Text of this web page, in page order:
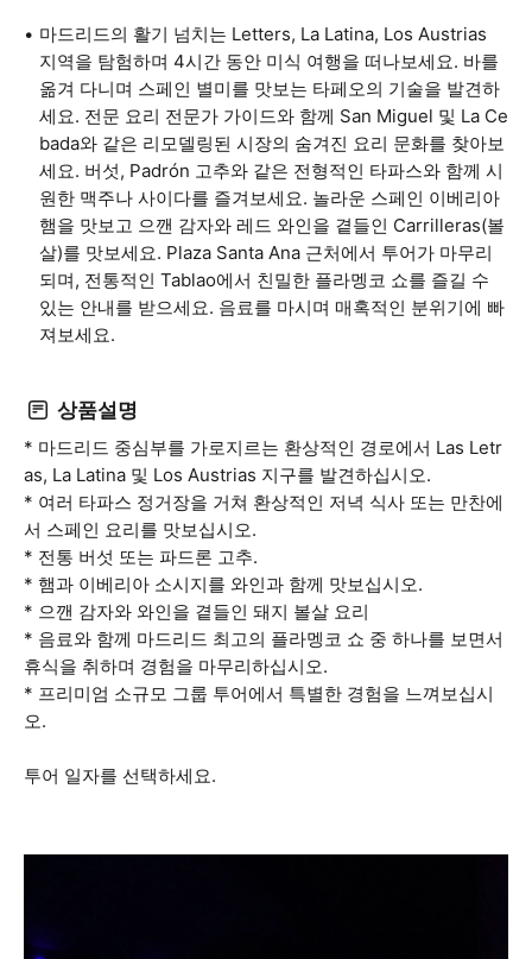
마드리드의 활기 넘치는 Letters, La Latina, Los Austrias
지역을 탐험하며 4시간 동안 미식 여행을 떠나보세요. 바를
옮겨 다니며 스페인 별미를 맛보는 타페오의 기술을 발견하
세요. 전문 요리 전문가 가이드와 함께 San Miguel 및 La Ce
bada와 같은 리모델링된 시장의 숨겨진 요리 문화를 찾아보
세요. 버섯, Padrón 고추와 같은 전형적인 타파스와 함께 시
원한 맥주나 사이다를 즐겨보세요. 놀라운 스페인 이베리아
햄을 맛보고 으깬 감자와 레드 와인을 곁들인 Carrilleras(볼
살)를 맛보세요. Plaza Santa Ana 근처에서 투어가 마무리
되며, 전통적인 Tablao에서 친밀한 플라멩코 쇼를 즐길 수
있는 안내를 받으세요. 음료를 마시며 매혹적인 분위기에 빠
져보세요.
상품설명
* 마드리드 중심부를 가로지르는 환상적인 경로에서 Las Letr
as, La Latina 및 Los Austrias 지구를 발견하십시오.
* 여러 타파스 정거장을 거쳐 환상적인 저녁 식사 또는 만찬에
서 스페인 요리를 맛보십시오.
* 전통 버섯 또는 파드론 고추.
* 햄과 이베리아 소시지를 와인과 함께 맛보십시오.
* 으깬 감자와 와인을 곁들인 돼지 볼살 요리
* 음료와 함께 마드리드 최고의 플라멩코 쇼 중 하나를 보면서
휴식을 취하며 경험을 마무리하십시오.
* 프리미엄 소규모 그룹 투어에서 특별한 경험을 느껴보십시
오.
투어 일자를 선택하세요.